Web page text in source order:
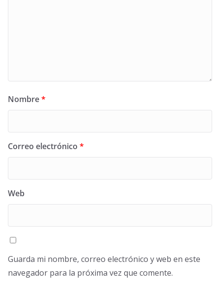
Nombre*
Correo electrónico *
Web
Guarda mi nombre, correo electrónico y web en este
navegador para la próxima vez que comente.